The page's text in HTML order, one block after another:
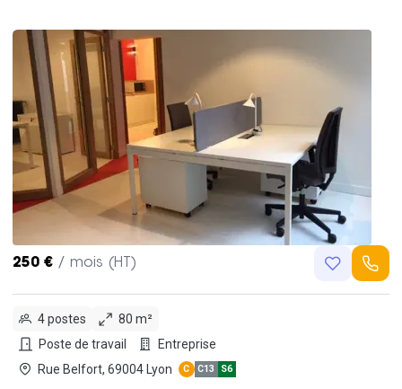
250 € / mois (HT)
4 postes
80 m²
Poste de travail
Entreprise
Rue Belfort, 69004 Lyon
C C13 S6